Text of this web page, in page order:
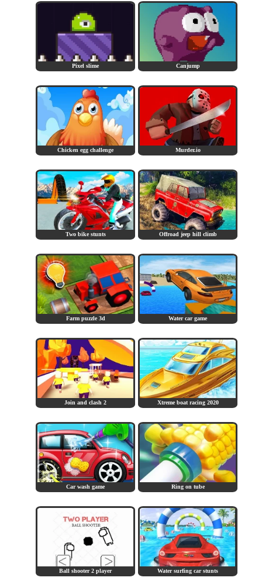
Pixel slime Canjump
Chicken egg challenge Murder.io
Two bike stunts Offroad jeep hill climb
Farm puzzle 3d Water car game
Join and clash 2 Xtreme boat racing 2020
Car wash game Ring on tube
Ball shooter 2 player Water surfing car stunts